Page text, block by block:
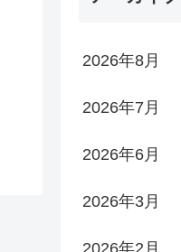
2026年8月
2026年7月
2026年6月
2026年3月